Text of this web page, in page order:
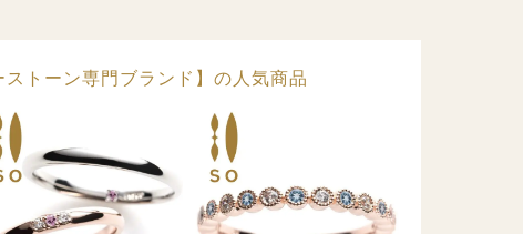
トーン専門ブランド】の人気商品